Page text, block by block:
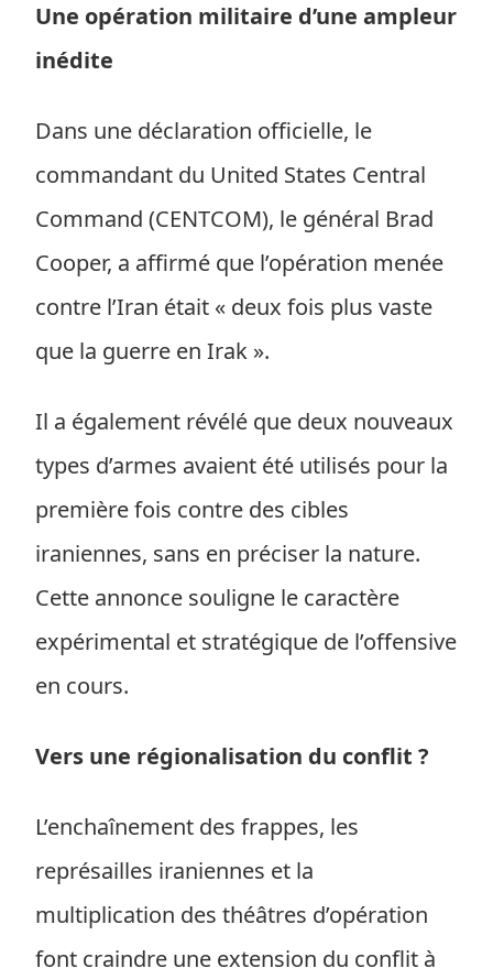
Une opération militaire d’une ampleur
inédite
Dans une déclaration officielle, le
commandant du United States Central
Command (CENTCOM), le général Brad
Cooper, a affirmé que l’opération menée
contre l’Iran était « deux fois plus vaste
que la guerre en Irak ».
Il a également révélé que deux nouveaux
types d’armes avaient été utilisés pour la
première fois contre des cibles
iraniennes, sans en préciser la nature.
Cette annonce souligne le caractère
expérimental et stratégique de l’offensive
en cours.
Vers une régionalisation du conflit ?
L’enchaînement des frappes, les
représailles iraniennes et la
multiplication des théâtres d’opération
font craindre une extension du conflit à